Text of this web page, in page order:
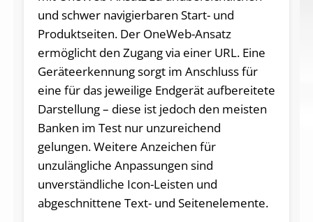
und schwer navigierbaren Start- und
Produktseiten. Der OneWeb-Ansatz
ermöglicht den Zugang via einer URL. Eine
Geräteerkennung sorgt im Anschluss für
eine für das jeweilige Endgerät aufbereitete
Darstellung – diese ist jedoch den meisten
Banken im Test nur unzureichend
gelungen. Weitere Anzeichen für
unzulängliche Anpassungen sind
unverständliche Icon-Leisten und
abgeschnittene Text- und Seitenelemente.